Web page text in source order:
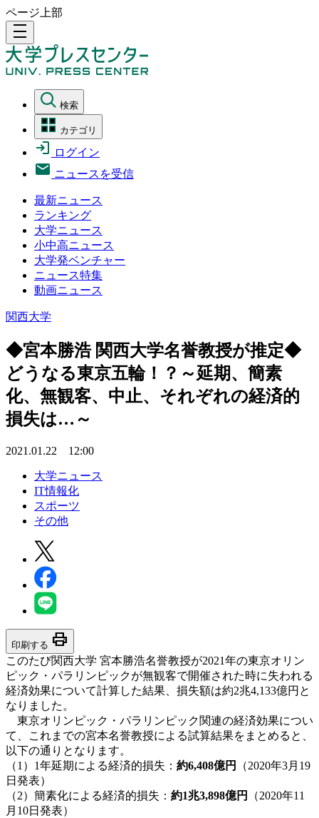
ページ上部
density_medium
検索
カテゴリ
ログイン
ニュースを受信
最新ニュース
ランキング
大学ニュース
小中高ニュース
大学発ベンチャー
ニュース特集
動画ニュース
関西大学
◆宮本勝浩 関西大学名誉教授が推定◆
どうなる東京五輪！？～延期、簡素
化、無観客、中止、それぞれの経済的
損失は…～
2021.01.22 12:00
大学ニュース
IT情報化
スポーツ
その他
印刷する print
このたび関西大学 宮本勝浩名誉教授が2021年の東京オリン
ピック・パラリンピックが無観客で開催された時に失われる
経済効果について計算した結果、損失額は約2兆4,133億円と
なりました。
東京オリンピック・パラリンピック関連の経済効果につい
て、これまでの宮本名誉教授による試算結果をまとめると、
以下の通りとなります。
（1）1年延期による経済的損失： 約6,408億円
（2020年3月19
日発表）
（2）簡素化による経済的損失： 約1兆3,898億円
（2020年11
月10日発表）